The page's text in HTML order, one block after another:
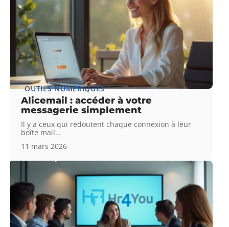
OUTILS NUMÉRIQUES
Alicemail : accéder à votre
messagerie simplement
Il y a ceux qui redoutent chaque connexion à leur
boîte mail…
11 mars 2026